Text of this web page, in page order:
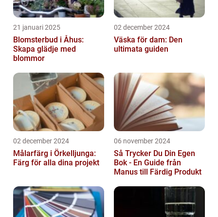
21 januari 2025
Blomsterbud i Åhus:
Skapa glädje med
blommor
02 december 2024
Väska för dam: Den
ultimata guiden
02 december 2024
Målarfärg i Örkelljunga:
Färg för alla dina projekt
06 november 2024
Så Trycker Du Din Egen
Bok - En Guide från
Manus till Färdig Produkt